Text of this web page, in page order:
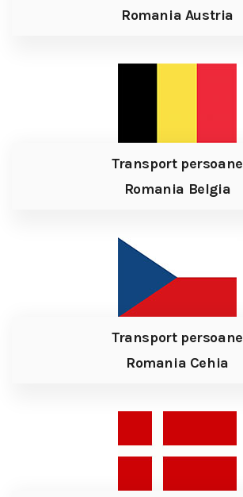
Romania Austria
Transport persoane
Romania Belgia
Transport persoane
Romania Cehia